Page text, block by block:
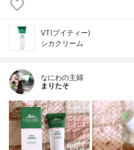
VT(ブイティー)
シカクリーム
なにわの主婦
まりたそ